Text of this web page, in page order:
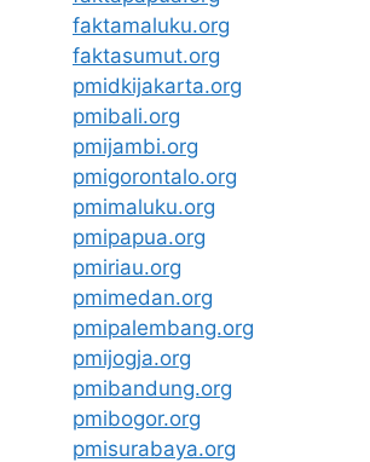
faktamaluku.org
faktasumut.org
pmidkijakarta.org
pmibali.org
pmijambi.org
pmigorontalo.org
pmimaluku.org
pmipapua.org
pmiriau.org
pmimedan.org
pmipalembang.org
pmijogja.org
pmibandung.org
pmibogor.org
pmisurabaya.org